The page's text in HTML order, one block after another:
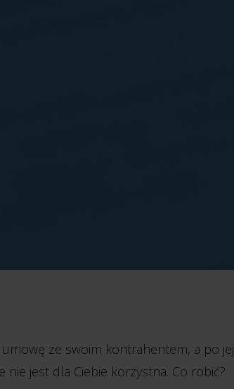
ze swoim kontrahentem, a po jej
nie jest dla Ciebie korzystna. Co robić?